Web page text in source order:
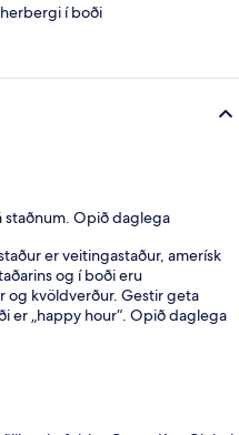
í boði
staðnum. Opið daglega
er veitingastaður, amerísk
og í boði eru
og kvöldverður. Gestir geta
er „happy hour“. Opið daglega